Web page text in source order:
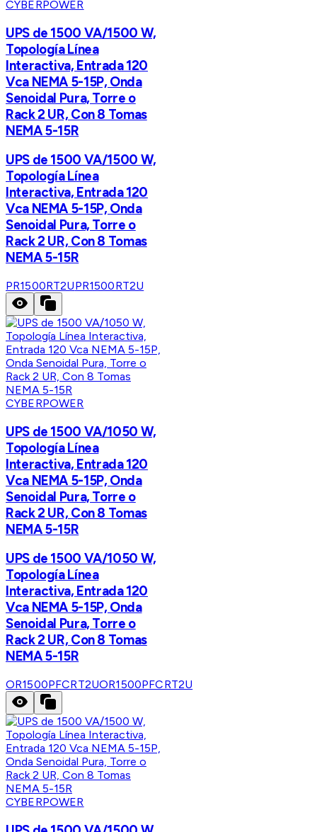
CYBERPOWER
UPS de 1500 VA/1500 W,
Topología Línea
Interactiva, Entrada 120
Vca NEMA 5-15P, Onda
Senoidal Pura, Torre o
Rack 2 UR, Con 8 Tomas
NEMA 5-15R
UPS de 1500 VA/1500 W,
Topología Línea
Interactiva, Entrada 120
Vca NEMA 5-15P, Onda
Senoidal Pura, Torre o
Rack 2 UR, Con 8 Tomas
NEMA 5-15R
PR1500RT2UPR1500RT2U
CYBERPOWER
UPS de 1500 VA/1050 W,
Topología Línea
Interactiva, Entrada 120
Vca NEMA 5-15P, Onda
Senoidal Pura, Torre o
Rack 2 UR, Con 8 Tomas
NEMA 5-15R
UPS de 1500 VA/1050 W,
Topología Línea
Interactiva, Entrada 120
Vca NEMA 5-15P, Onda
Senoidal Pura, Torre o
Rack 2 UR, Con 8 Tomas
NEMA 5-15R
OR1500PFCRT2UOR1500PFCRT2U
CYBERPOWER